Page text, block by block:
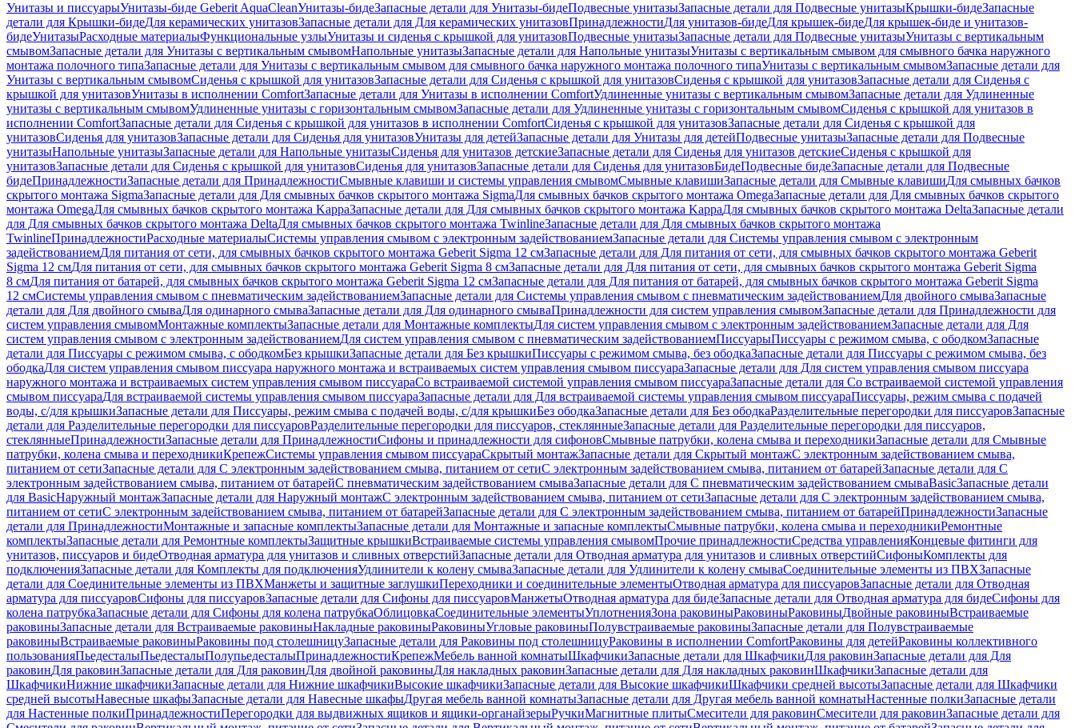
Унитазы и писсуарыУнитазы-биде Geberit AquaCleanУнитазы-бидеЗапасные детали для Унитазы-бидеПодвесные унитазыЗапасные детали для Подвесные унитазыКрышки-бидеЗапасные
детали для Крышки-бидеДля керамических унитазовЗапасные детали для Для керамических унитазовПринадлежностиДля унитазов-бидеДля крышек-бидеДля крышек-биде и унитазов-
бидеУнитазыРасходные материалыФункциональные узлыУнитазы и сиденья с крышкой для унитазовПодвесные унитазыЗапасные детали для Подвесные унитазыУнитазы с вертикальным
смывомЗапасные детали для Унитазы с вертикальным смывомНапольные унитазыЗапасные детали для Напольные унитазыУнитазы с вертикальным смывом для смывного бачка наружного
монтажа полочного типаЗапасные детали для Унитазы с вертикальным смывом для смывного бачка наружного монтажа полочного типаУнитазы с вертикальным смывомЗапасные детали для
Унитазы с вертикальным смывомСиденья с крышкой для унитазовЗапасные детали для Сиденья с крышкой для унитазовСиденья с крышкой для унитазовЗапасные детали для Сиденья с
крышкой для унитазовУнитазы в исполнении ComfortЗапасные детали для Унитазы в исполнении ComfortУдлиненные унитазы с вертикальным смывомЗапасные детали для Удлиненные
унитазы с вертикальным смывомУдлиненные унитазы с горизонтальным смывомЗапасные детали для Удлиненные унитазы с горизонтальным смывомСиденья с крышкой для унитазов в
исполнении ComfortЗапасные детали для Сиденья с крышкой для унитазов в исполнении ComfortСиденья с крышкой для унитазовЗапасные детали для Сиденья с крышкой для
унитазовСиденья для унитазовЗапасные детали для Сиденья для унитазовУнитазы для детейЗапасные детали для Унитазы для детейПодвесные унитазыЗапасные детали для Подвесные
унитазыНапольные унитазыЗапасные детали для Напольные унитазыСиденья для унитазов детскиеЗапасные детали для Сиденья для унитазов детскиеСиденья с крышкой для
унитазовЗапасные детали для Сиденья с крышкой для унитазовСиденья для унитазовЗапасные детали для Сиденья для унитазовБидеПодвесные бидеЗапасные детали для Подвесные
бидеПринадлежностиЗапасные детали для ПринадлежностиСмывные клавиши и системы управления смывомСмывные клавишиЗапасные детали для Смывные клавишиДля смывных бачков
скрытого монтажа SigmaЗапасные детали для Для смывных бачков скрытого монтажа SigmaДля смывных бачков скрытого монтажа OmegaЗапасные детали для Для смывных бачков скрытого
монтажа OmegaДля смывных бачков скрытого монтажа KappaЗапасные детали для Для смывных бачков скрытого монтажа KappaДля смывных бачков скрытого монтажа DeltaЗапасные детали
для Для смывных бачков скрытого монтажа DeltaДля смывных бачков скрытого монтажа TwinlineЗапасные детали для Для смывных бачков скрытого монтажа
TwinlineПринадлежностиРасходные материалыСистемы управления смывом с электронным задействованиемЗапасные детали для Системы управления смывом с электронным
задействованиемДля питания от сети, для смывных бачков скрытого монтажа Geberit Sigma 12 смЗапасные детали для Для питания от сети, для смывных бачков скрытого монтажа Geberit
Sigma 12 смДля питания от сети, для смывных бачков скрытого монтажа Geberit Sigma 8 смЗапасные детали для Для питания от сети, для смывных бачков скрытого монтажа Geberit Sigma
8 смДля питания от батарей, для смывных бачков скрытого монтажа Geberit Sigma 12 смЗапасные детали для Для питания от батарей, для смывных бачков скрытого монтажа Geberit Sigma
12 смСистемы управления смывом с пневматическим задействованиемЗапасные детали для Системы управления смывом с пневматическим задействованиемДля двойного смываЗапасные
детали для Для двойного смываДля одинарного смываЗапасные детали для Для одинарного смываПринадлежности для систем управления смывомЗапасные детали для Принадлежности для
систем управления смывомМонтажные комплектыЗапасные детали для Монтажные комплектыДля систем управления смывом с электронным задействованиемЗапасные детали для Для
систем управления смывом с электронным задействованиемДля систем управления смывом с пневматическим задействованиемПиссуарыПиссуары с режимом смыва, с ободкомЗапасные
детали для Писсуары с режимом смыва, с ободкомБез крышкиЗапасные детали для Без крышкиПиссуары с режимом смыва, без ободкаЗапасные детали для Писсуары с режимом смыва, без
ободкаДля систем управления смывом писсуара наружного монтажа и встраиваемых систем управления смывом писсуараЗапасные детали для Для систем управления смывом писсуара
наружного монтажа и встраиваемых систем управления смывом писсуараСо встраиваемой системой управления смывом писсуараЗапасные детали для Со встраиваемой системой управления
смывом писсуараДля встраиваемой системы управления смывом писсуараЗапасные детали для Для встраиваемой системы управления смывом писсуараПиссуары, режим смыва с подачей
воды, с/для крышкиЗапасные детали для Писсуары, режим смыва с подачей воды, с/для крышкиБез ободкаЗапасные детали для Без ободкаРазделительные перегородки для писсуаровЗапасные
детали для Разделительные перегородки для писсуаровРазделительные перегородки для писсуаров, стеклянныеЗапасные детали для Разделительные перегородки для писсуаров,
стеклянныеПринадлежностиЗапасные детали для ПринадлежностиСифоны и принадлежности для сифоновСмывные патрубки, колена смыва и переходникиЗапасные детали для Смывные
патрубки, колена смыва и переходникиКрепежСистемы управления смывом писсуараСкрытый монтажЗапасные детали для Скрытый монтажС электронным задействованием смыва,
питанием от сетиЗапасные детали для С электронным задействованием смыва, питанием от сетиС электронным задействованием смыва, питанием от батарейЗапасные детали для С
электронным задействованием смыва, питанием от батарейС пневматическим задействованием смываЗапасные детали для С пневматическим задействованием смываBasicЗапасные детали
для BasicНаружный монтажЗапасные детали для Наружный монтажС электронным задействованием смыва, питанием от сетиЗапасные детали для С электронным задействованием смыва,
питанием от сетиС электронным задействованием смыва, питанием от батарейЗапасные детали для С электронным задействованием смыва, питанием от батарейПринадлежностиЗапасные
детали для ПринадлежностиМонтажные и запасные комплектыЗапасные детали для Монтажные и запасные комплектыСмывные патрубки, колена смыва и переходникиРемонтные
комплектыЗапасные детали для Ремонтные комплектыЗащитные крышкиВстраиваемые системы управления смывомПрочие принадлежностиСредства управленияКонцевые фитинги для
унитазов, писсуаров и бидеОтводная арматура для унитазов и сливных отверстийЗапасные детали для Отводная арматура для унитазов и сливных отверстийСифоныКомплекты для
подключенияЗапасные детали для Комплекты для подключенияУдлинители к колену смываЗапасные детали для Удлинители к колену смываСоединительные элементы из ПВХЗапасные
детали для Соединительные элементы из ПВХМанжеты и защитные заглушкиПереходники и соединительные элементыОтводная арматура для писсуаровЗапасные детали для Отводная
арматура для писсуаровCифоны для писсуаровЗапасные детали для Cифоны для писсуаровМанжетыОтводная арматура для бидеЗапасные детали для Отводная арматура для бидеСифоны для
колена патрубкаЗапасные детали для Сифоны для колена патрубкаОблицовкаСоединительные элементыУплотненияЗона раковиныРаковиныРаковиныДвойные раковиныВстраиваемые
раковиныЗапасные детали для Встраиваемые раковиныНакладные раковиныРаковиныУгловые раковиныПолувстраиваемые раковиныЗапасные детали для Полувстраиваемые
раковиныВстраиваемые раковиныРаковины под столешницуЗапасные детали для Раковины под столешницуРаковины в исполнении ComfortPаковины для детейРаковины коллективного
пользованияПьедесталыПьедесталыПолупьедесталыПринадлежностиКрепежМебель ванной комнатыШкафчикиЗапасные детали для ШкафчикиДля раковинЗапасные детали для Для
раковинДля раковинЗапасные детали для Для раковинДля двойной раковиныДля накладных pаковинЗапасные детали для Для накладных pаковинШкафчикиЗапасные детали для
ШкафчикиНижние шкафчикиЗапасные детали для Нижние шкафчикиВысокие шкафчикиЗапасные детали для Высокие шкафчикиШкафчики средней высотыЗапасные детали для Шкафчики
средней высотыНавесные шкафыЗапасные детали для Навесные шкафыДругая мебель ванной комнатыЗапасные детали для Другая мебель ванной комнатыНастенные полкиЗапасные детали
для Настенные полкиПринадлежностиПерегородки для выдвижных ящиков и ящики-органайзерыРучкиМагнитные плитыСмесители для раковинСмесители для раковинЗапасные детали для